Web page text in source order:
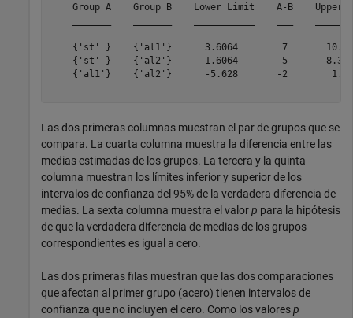
Group A    Group B    Lower Limit    A-B
{'st' }    {'al1'}      3.6064        7
{'st' }    {'al2'}      1.6064        5
{'al1'}    {'al2'}      -5.628       -2
Las dos primeras columnas muestran el par de grupos que se
compara. La cuarta columna muestra la diferencia entre las
medias estimadas de los grupos. La tercera y la quinta
columna muestran los límites inferior y superior de los
intervalos de confianza del 95% de la verdadera diferencia de
medias. La sexta columna muestra el valorp para la hipótesis
de que la verdadera diferencia de medias de los grupos
correspondientes es igual a cero.
Las dos primeras filas muestran que las dos comparaciones
que afectan al primer grupo (acero) tienen intervalos de
confianza que no incluyen el cero. Como los valoresp